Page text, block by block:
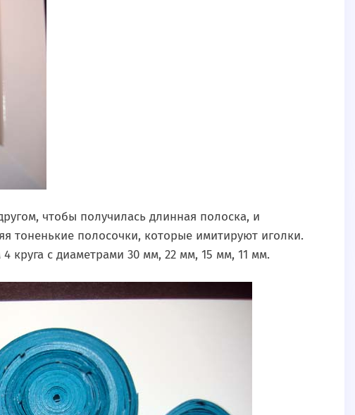
чтобы получилась длинная полоска, и
тоненькие полосочки, которые имитируют иголки.
круга с диаметрами 30 мм, 22 мм, 15 мм, 11 мм.